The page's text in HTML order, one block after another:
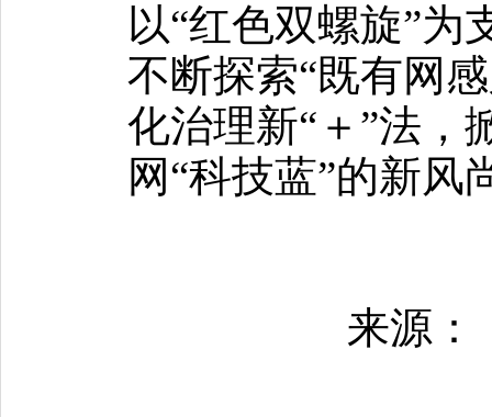
以“红色双螺旋”为
不断探索“既有网
化治理新“＋”法，
网“科技蓝”的新风
来源：《